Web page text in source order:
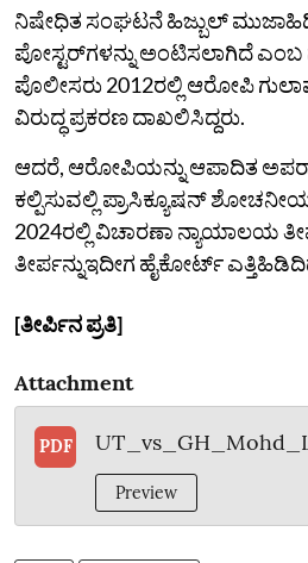
ನಿಷೇಧಿತ ಸಂಘಟನೆ ಹಿಜ್ಬುಲ್
ಪೋಸ್ಟರ್‌ಗಳನ್ನು ಅಂಟಿಸಲಾಗಿದೆ
ಪೊಲೀಸರು 2012ರಲ್ಲಿ ಆರೋಪಿ
ವಿರುದ್ಧ ಪ್ರಕರಣ ದಾಖಲಿಸಿದ್ದರು.
ಆದರೆ, ಆರೋಪಿಯನ್ನು ಆಪಾದಿತ
ಕಲ್ಪಿಸುವಲ್ಲಿ ಪ್ರಾಸಿಕ್ಯೂಷನ್
2024ರಲ್ಲಿ ವಿಚಾರಣಾ ನ್ಯಾಯಾಲಯ
ತೀರ್ಪನ್ನುಇದೀಗ ಹೈಕೋರ್ಟ್‌
[ತೀರ್ಪಿನ ಪ್ರತಿ]
Attachment
PDF
Preview